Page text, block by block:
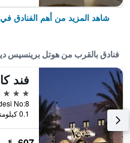
شاهد المزيد من أهم الفنادق
فنادق بالقرب من هوتل برينسيس
4 نجوم
0.1 كيلومتر عن وسط المدينة